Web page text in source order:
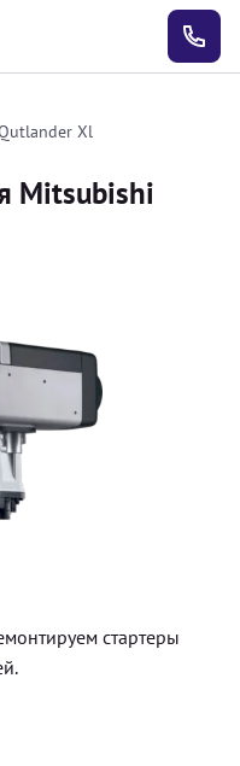
Xl
Mitsubishi
стартеры